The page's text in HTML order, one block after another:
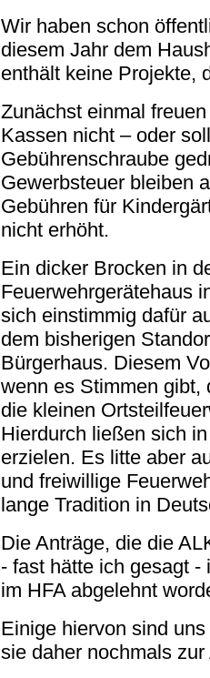
Wir haben schon
diesem Jahr dem
enthält keine Projekte,
Zunächst einmal
Kassen nicht – oder
Gebührenschraube
Gewerbsteuer bleiben
Gebühren für
nicht erhöht.
Ein dicker Brocken in
Feuerwehrgerätehaus
sich einstimmig dafür
dem bisherigen
Bürgerhaus. Diesem
wenn es Stimmen gibt,
die kleinen
Hierdurch ließen sich
erzielen. Es litte aber
und freiwillige
lange Tradition in
Die Anträge, die die
- fast hätte ich gesagt -
im HFA abgelehnt
Einige hiervon sind
sie daher nochmals